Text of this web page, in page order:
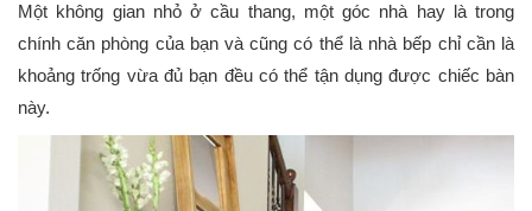
Một không gian nhỏ ở cầu thang, một góc nhà hay là trong
chính căn phòng của bạn và cũng có thể là nhà bếp chỉ cần là
khoảng trống vừa đủ bạn đều có thể tận dụng được chiếc bàn
này.